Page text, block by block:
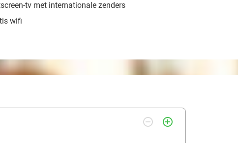
tv met internationale zenders
wifi
remove_circle_outline add_circle_outline